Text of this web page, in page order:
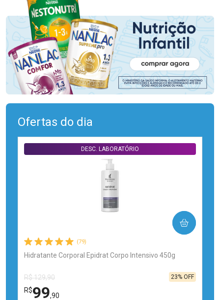
Ofertas do dia
(79)
Hidratante Corporal Epidrat Corpo Intensivo 450g
DESC. LABORATÓRIO
R$ 129,90
R$99,90
23% OFF
COMPRAR